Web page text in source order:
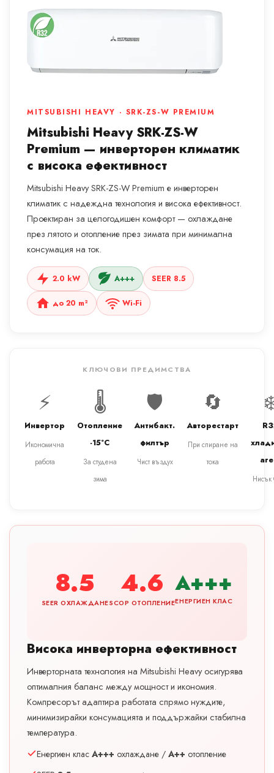
MITSUBISHI HEAVY · SRK-ZS-W PREMIUM
Mitsubishi Heavy SRK-ZS-W
Premium — инверторен климатик
с висока ефективност
Mitsubishi Heavy SRK-ZS-W Premium е инверторен
климатик с надеждна технология и висока ефективност.
Проектиран за целогодишен комфорт — охлаждане
през лятото и отопление през зимата при минимална
консумация на ток.
2.0 kW A+++ SEER 8.5
до 20 m² Wi-Fi
КЛЮЧОВИ ПРЕДИМСТВА
⚡
Инвертор
Икономична
работа
🌡️
Отопление
-15°C
За студена
зима
🛡️
Антибакт.
филтър
Чист въздух
🔄
Авторестарт
При спиране на
тока
Нисък
8.5
SEER ОХЛАЖДАНЕ
4.6
SCOP ОТОПЛЕНИЕ
A+++
ЕНЕРГИЕН КЛАС
Висока инверторна ефективност
Инверторната технология на Mitsubishi Heavy осигурява
оптималния баланс между мощност и икономия.
Компресорът адаптира работата спрямо нуждите,
минимизирайки консумацията и поддържайки стабилна
температура.
Енергиен клас A+++ охлаждане / A++ отопление